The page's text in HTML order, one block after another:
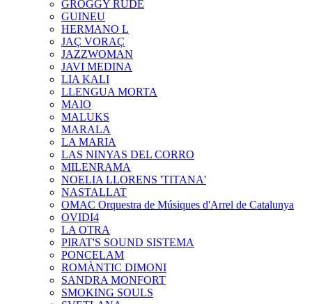
GROGGY RUDE
GUINEU
HERMANO L
JAÇ VORAÇ
JAZZWOMAN
JAVI MEDINA
LIA KALI
LLENGUA MORTA
MAIO
MALUKS
MARALA
LA MARIA
LAS NINYAS DEL CORRO
MILENRAMA
NOELIA LLORENS 'TITANA'
NASTALLAT
OMAC Orquestra de Músiques d'Arrel de Catalunya
OVIDI4
LA OTRA
PIRAT'S SOUND SISTEMA
PONCELAM
ROMÀNTIC DIMONI
SANDRA MONFORT
SMOKING SOULS